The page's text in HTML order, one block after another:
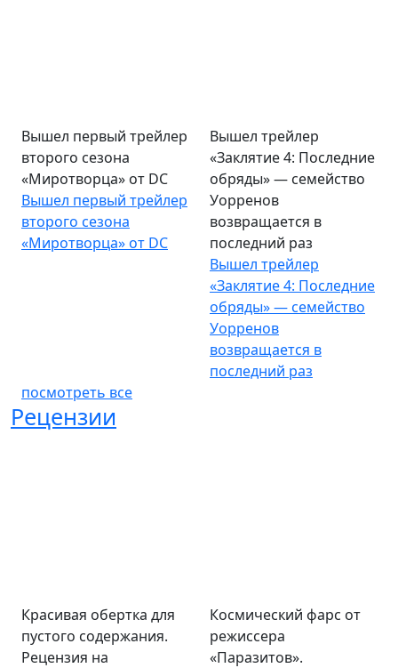
Вышел первый трейлер
второго сезона
«Миротворца» от DC
Вышел первый трейлер
второго сезона
«Миротворца» от DC
Вышел трейлер
«Заклятие 4: Последние
обряды» — семейство
Уорренов
возвращается в
последний раз
Вышел трейлер
«Заклятие 4: Последние
обряды» — семейство
Уорренов
возвращается в
последний раз
посмотреть все
Рецензии
Красивая обертка для
пустого содержания.
Рецензия на
Космический фарс от
режиссера
«Паразитов».